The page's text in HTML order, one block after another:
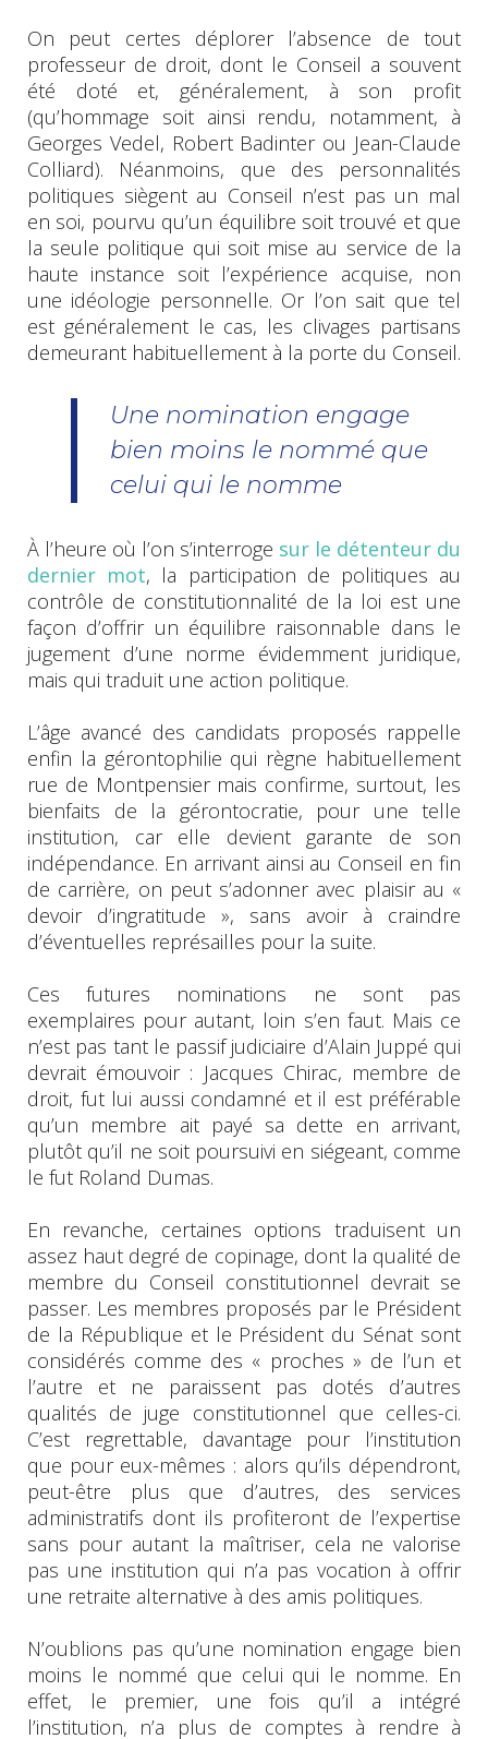
On peut certes déplorer l’absence de tout
professeur de droit, dont le Conseil a souvent
été doté et, généralement, à son profit
(qu’hommage soit ainsi rendu, notamment, à
Georges Vedel, Robert Badinter ou Jean-Claude
Colliard). Néanmoins, que des personnalités
politiques siègent au Conseil n’est pas un mal
en soi, pourvu qu’un équilibre soit trouvé et que
la seule politique qui soit mise au service de la
haute instance soit l’expérience acquise, non
une idéologie personnelle. Or l’on sait que tel
est généralement le cas, les clivages partisans
demeurant habituellement à la porte du Conseil.
Une nomination engage
bien moins le nommé que
celui qui le nomme
À l’heure où l’on s’interroge sur le détenteur du
dernier mot, la participation de politiques au
contrôle de constitutionnalité de la loi est une
façon d’offrir un équilibre raisonnable dans le
jugement d’une norme évidemment juridique,
mais qui traduit une action politique.
L’âge avancé des candidats proposés rappelle
enfin la gérontophilie qui règne habituellement
rue de Montpensier mais confirme, surtout, les
bienfaits de la gérontocratie, pour une telle
institution, car elle devient garante de son
indépendance. En arrivant ainsi au Conseil en fin
de carrière, on peut s’adonner avec plaisir au «
devoir d’ingratitude », sans avoir à craindre
d’éventuelles représailles pour la suite.
Ces futures nominations ne sont pas
exemplaires pour autant, loin s’en faut. Mais ce
n’est pas tant le passif judiciaire d’Alain Juppé qui
devrait émouvoir : Jacques Chirac, membre de
droit, fut lui aussi condamné et il est préférable
qu’un membre ait payé sa dette en arrivant,
plutôt qu’il ne soit poursuivi en siégeant, comme
le fut Roland Dumas.
En revanche, certaines options traduisent un
assez haut degré de copinage, dont la qualité de
membre du Conseil constitutionnel devrait se
passer. Les membres proposés par le Président
de la République et le Président du Sénat sont
considérés comme des « proches » de l’un et
l’autre et ne paraissent pas dotés d’autres
qualités de juge constitutionnel que celles-ci.
C’est regrettable, davantage pour l’institution
que pour eux-mêmes : alors qu’ils dépendront,
peut-être plus que d’autres, des services
administratifs dont ils profiteront de l’expertise
sans pour autant la maîtriser, cela ne valorise
pas une institution qui n’a pas vocation à offrir
une retraite alternative à des amis politiques.
N’oublions pas qu’une nomination engage bien
moins le nommé que celui qui le nomme. En
effet, le premier, une fois qu’il a intégré
l’institution, n’a plus de comptes à rendre à